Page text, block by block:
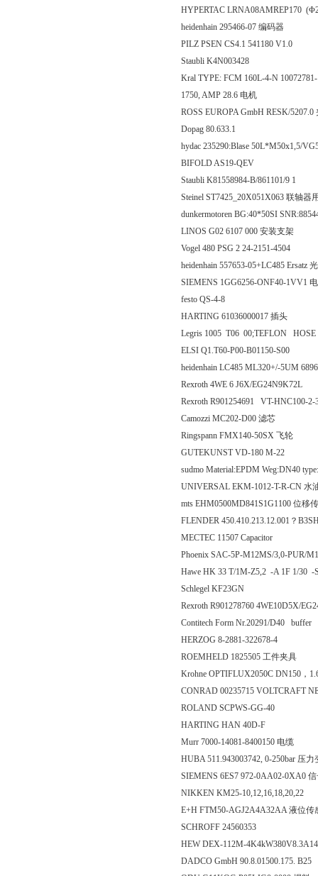
HYPERTAC LRNA08AMREP170
heidenhain 295466-07 编码器
PILZ PSEN CS4.1 541180 V1.0
Staubli K4N003428
Kral TYPE: FCM 160L-4-N
1750, AMP 28.6 电机
ROSS EUROPA GmbH RESK/5207.0
Dopag 80.633.1
hydac 235290:Blase 50L*M50x1,5/
BIFOLD AS19-QEV
Staubli K81558984-B/861101/9 1
Steinel ST7425_20X051X063 联轴器
dunkermotoren BG:40*50SI
LINOS G02 6107 000 安装支架
Vogel 480 PSG 2 24-2151-4504
heidenhain 557653-05+LC485 Ersatz
SIEMENS 1GG6256-ONF40-1VV1
festo QS-4-8
HARTING 61036000017 插头
Legris 1005 T06 00;TEFLON
ELSI Q1.T60-P00-B01150-S00
heidenhain LC485 ML320+/-5UM
Rexroth 4WE 6 J6X/EG24N9K72L
Rexroth R901254691 VT-HNC100-
Camozzi MC202-D00 滤芯
Ringspann FMX140-50SX 飞轮
GUTEKUNST VD-180 M-22
sudmo Material:EPDM Weg:DN40
UNIVERSAL EKM-1012-T-R-CN 水
mts EHM0500MD841S1G1100 位移
FLENDER 450.410.213.12.001？
MECTEC 11507 Capacitor
Phoenix SAC-5P-M12MS/3,0-PUR/
Hawe HK 33 T/1M-Z5,2 -A 1F 1/30
Schlegel KF23GN
Rexroth R901278760 4WE10D5X/
Contitech Form Nr.20291/D40 buffer
HERZOG 8-2881-322678-4
ROEMHELD 1825505 工件夹具
Krohne OPTIFLUX2050C DN150，
CONRAD 00235715 VOLTCRAFT
ROLAND SCPWS-GG-40
HARTING HAN 40D-F
Murr 7000-14081-8400150 电缆
HUBA 511.943003742, 0-250bar 压力
SIEMENS 6ES7 972-0AA02-0XA0
NIKKEN KM25-10,12,16,18,20,22
E+H FTM50-AGJ2A4A32AA 液位传
SCHROFF 24560353
HEW DEX-112M-
DADCO GmbH 90.8.01500.175. B25